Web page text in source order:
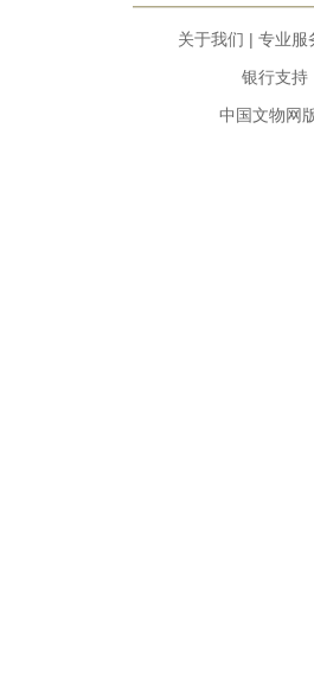
关于我们 | 专业服
银行支持
中国文物网